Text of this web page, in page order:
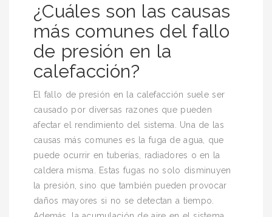
¿Cuáles son las causas
más comunes del fallo
de presión en la
calefacción?
El fallo de presión en la calefacción suele ser
causado por diversas razones que pueden
afectar el rendimiento del sistema. Una de las
causas más comunes es la fuga de agua, que
puede ocurrir en tuberías, radiadores o en la
caldera misma. Estas fugas no solo disminuyen
la presión, sino que también pueden provocar
daños mayores si no se detectan a tiempo.